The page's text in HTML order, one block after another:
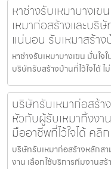
หาช่างรับเหมาบางเ
เหมาก่อสร้างและบริ
แน่นอน รับเหมาสร้า
หาช่างรับเหมาบางเขน มั่นใ
บริษัทรับสร้างบ้านที่ไว้ใจได้
บริษัทรับเหมาก่อสร้
หัวกับผู้รับเหมาทิ้งงา
มืออาชีพที่ไว้ใจได้ คลิ
บริษัทรับเหมาก่อสร้างหลักส
งาน เลือกใช้บริการทีมงานส